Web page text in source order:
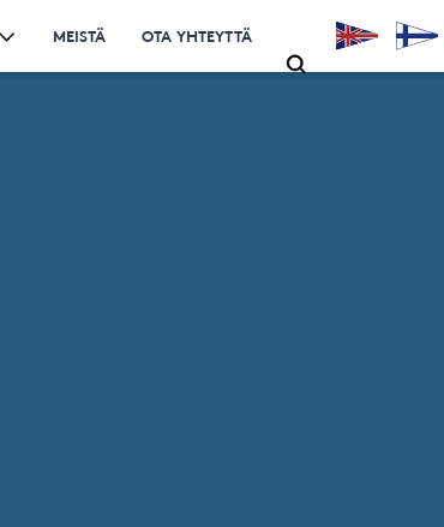
MEISTÄ OTA YHTEYTTÄ